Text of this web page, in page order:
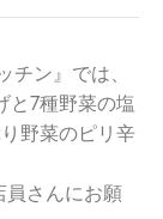
ン』では、
と7種野菜の塩
野菜のピリ辛
員さんにお願